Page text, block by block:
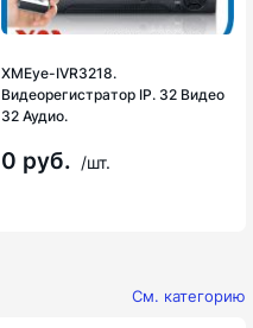
XMEye-IVR3218.
Видеорегистратор IP. 32 Видео
32 Аудио.
0 руб. /шт.
См. категорию